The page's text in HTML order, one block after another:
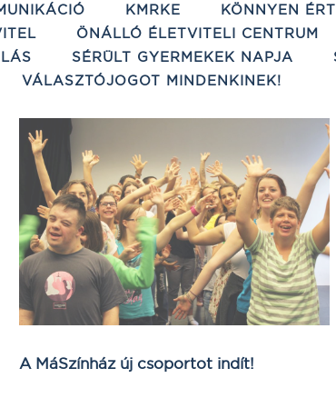
KMRKE
KÖNNYEN
ÖNÁLLÓ ÉLETVITELI CENTRUM
SÉRÜLT GYERMEKEK NAPJA
VÁLASZTÓJOGOT MINDENKINEK!
A MáSzínház új csoportot indít!